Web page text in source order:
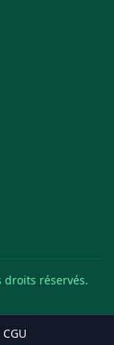
droits réservés.
CGU